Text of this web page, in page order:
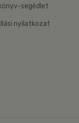
segédlet
nyilatkozat